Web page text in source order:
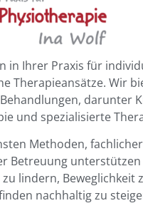
in Ihrer Praxis für
Therapieansätze. Wir
darunter
und spezialisierte
Methoden,
Betreuung unterstützen
zu lindern, Beweglichkeit
nachhaltig zu